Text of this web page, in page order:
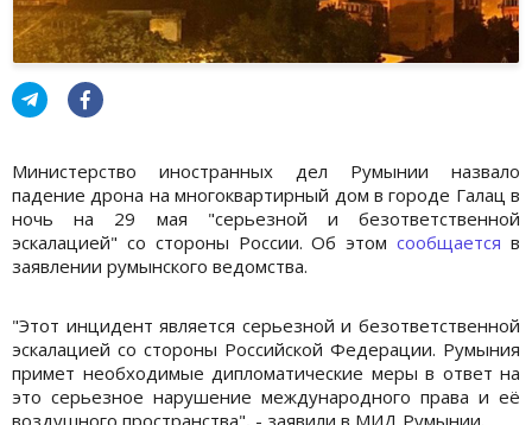
Министерство иностранных дел Румынии назвало
падение дрона на многоквартирный дом в городе Галац в
ночь на 29 мая "серьезной и безответственной
эскалацией" со стороны России. Об этомсообщается в
заявлении румынского ведомства.
"Этот инцидент является серьезной и безответственной
эскалацией со стороны Российской Федерации. Румыния
примет необходимые дипломатические меры в ответ на
это серьезное нарушение международного права и её
воздушного пространства", - заявили в МИД Румынии.